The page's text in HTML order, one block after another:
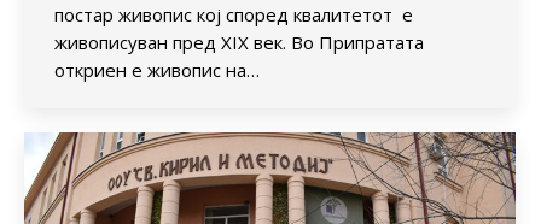
постар живопис кој според квалитетот е
живописуван пред XIX век. Во Припратата
откриен е живопис на…